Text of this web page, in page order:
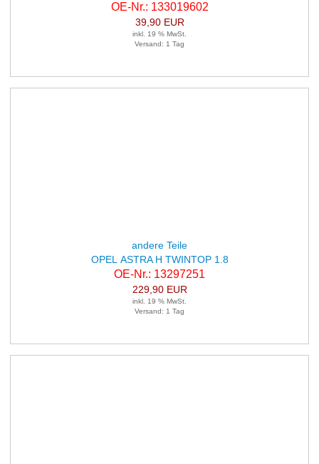
OE-Nr.: 133019602
39,90 EUR
inkl. 19 % MwSt.
Versand: 1 Tag
andere Teile
OPEL ASTRA H TWINTOP 1.8
OE-Nr.: 13297251
229,90 EUR
inkl. 19 % MwSt.
Versand: 1 Tag